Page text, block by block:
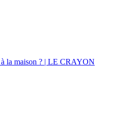
la maison ? | LE CRAYON